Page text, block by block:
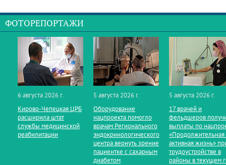
ФОТОРЕПОРТАЖИ
6 августа 2026 г.
Кирово‑Чепецкая ЦРБ
расширила штат
службы медицинской
реабилитации
5 августа 2026 г.
Оборудование
нацпроекта помогло
врачам Регионального
эндокринологического
центра вернуть зрение
пациентке с сахарным
диабетом
5 августа 2026 г.
17 врачей и
фельдшеров
выплаты по
«Продолжительная
активная жизнь»
трудоустройстве в
районы в текущем